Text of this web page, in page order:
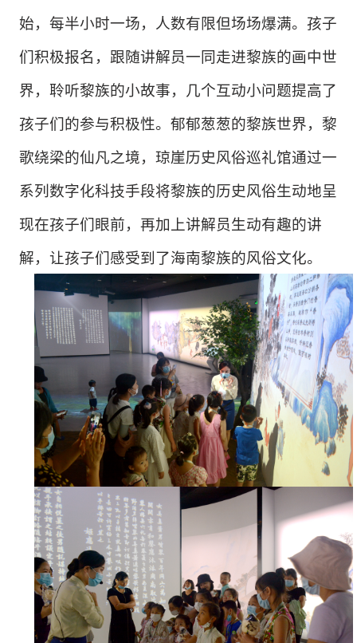
始，每半小时一场，人数有限但场场爆满。孩子
们积极报名，跟随讲解员一同走进黎族的画中世
界，聆听黎族的小故事，几个互动小问题提高了
孩子们的参与积极性。郁郁葱葱的黎族世界，黎
歌绕梁的仙凡之境，琼崖历史风俗巡礼馆通过一
系列数字化科技手段将黎族的历史风俗生动地呈
现在孩子们眼前， 再加上讲解员生动有趣的讲
解，让孩子们感受到了海南黎族的风俗文化。